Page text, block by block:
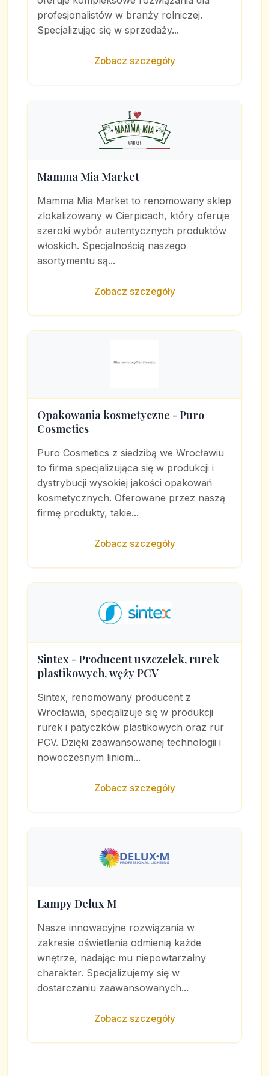
profesjonalistów w branży rolniczej.
Specjalizując się w sprzedaży...
Zobacz szczegóły
Mamma Mia Market
Mamma Mia Market to renomowany sklep
zlokalizowany w Cierpicach, który oferuje
szeroki wybór autentycznych produktów
włoskich. Specjalnością naszego
asortymentu są...
Zobacz szczegóły
Opakowania kosmetyczne - Puro
Cosmetics
Puro Cosmetics z siedzibą we Wrocławiu
to firma specjalizująca się w produkcji i
dystrybucji wysokiej jakości opakowań
kosmetycznych. Oferowane przez naszą
firmę produkty, takie...
Zobacz szczegóły
Sintex - Producent uszczelek, rurek
plastikowych, węży PCV
Sintex, renomowany producent z
Wrocławia, specjalizuje się w produkcji
rurek i patyczków plastikowych oraz rur
PCV. Dzięki zaawansowanej technologii i
nowoczesnym liniom...
Zobacz szczegóły
Lampy Delux M
Nasze innowacyjne rozwiązania w
zakresie oświetlenia odmienią każde
wnętrze, nadając mu niepowtarzalny
charakter. Specjalizujemy się w
dostarczaniu zaawansowanych...
Zobacz szczegóły